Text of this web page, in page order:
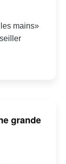
mains»
grande